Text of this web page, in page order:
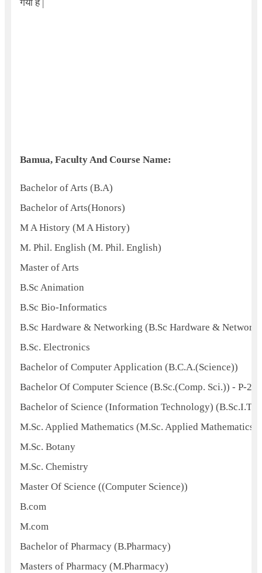
गयी है |
Bamua, Faculty And Course Name:
Bachelor of Arts (B.A)
Bachelor of Arts(Honors)
M A History (M A History)
M. Phil. English (M. Phil. English)
Master of Arts
B.Sc Animation
B.Sc Bio-Informatics
B.Sc Hardware & Networking (B.Sc Hardware &
B.Sc. Electronics
Bachelor of Computer Application (B.C.A.(Science))
Bachelor Of Computer Science (B.Sc.(Comp. Sci.)) - P-
Bachelor of Science (Information Technology) (B.Sc.I.T.)
M.Sc. Applied Mathematics (M.Sc. Applied Mathematics)
M.Sc. Botany
M.Sc. Chemistry
Master Of Science ((Computer Science))
B.com
M.com
Bachelor of Pharmacy (B.Pharmacy)
Masters of Pharmacy (M.Pharmacy)